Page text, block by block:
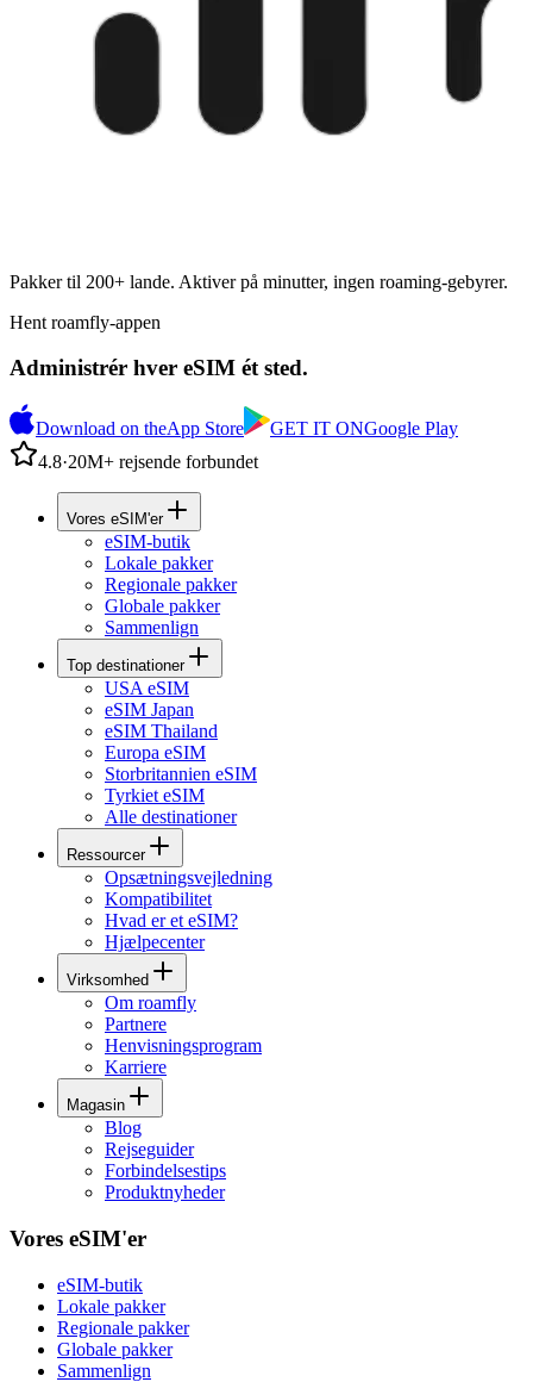
Pakker til 200+ lande. Aktiver på minutter, ingen roaming-gebyrer.
Hent roamfly-appen
Administrér hver eSIM ét sted.
Download on theApp Store GET IT ONGoogle Play
4.8·20M+ rejsende forbundet
Vores eSIM'er
eSIM-butik
Lokale pakker
Regionale pakker
Globale pakker
Sammenlign
Top destinationer
USA eSIM
eSIM Japan
eSIM Thailand
Europa eSIM
Storbritannien eSIM
Tyrkiet eSIM
Alle destinationer
Ressourcer
Opsætningsvejledning
Kompatibilitet
Hvad er et eSIM?
Hjælpecenter
Virksomhed
Om roamfly
Partnere
Henvisningsprogram
Karriere
Magasin
Blog
Rejseguider
Forbindelsestips
Produktnyheder
Vores eSIM'er
eSIM-butik
Lokale pakker
Regionale pakker
Globale pakker
Sammenlign